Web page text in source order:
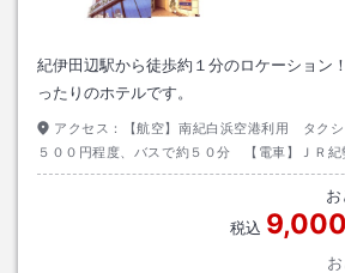
紀伊田辺駅から徒歩約１分のロケーション
ったりのホテルです。
アクセス：
【航空】南紀白浜空港利用 タク
５００円程度、バスで約５０分 【電車】ＪＲ
徒歩約１分 【お車】阪和自動車道南紀田辺Ｉ
お
税込 9,000